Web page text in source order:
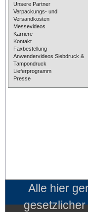
Unsere Partner
Verpackungs- und
Versandkosten
Messevideos
Karriere
Kontakt
Faxbestellung
Anwendervideos Siebdruck &
Tampondruck
Lieferprogramm
Presse
Alle hier
gesetzlicher